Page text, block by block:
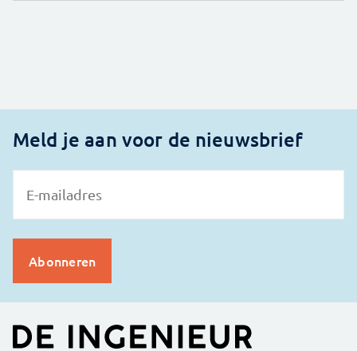
Meld je aan voor de nieuwsbrief